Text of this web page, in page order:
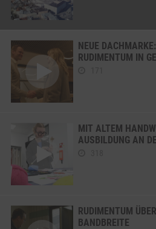
NEUE
RUDIMENTUM IN
MIT ALTEM
AUSBILDUNG AN
RUDIMENTUM
ANDBREITE